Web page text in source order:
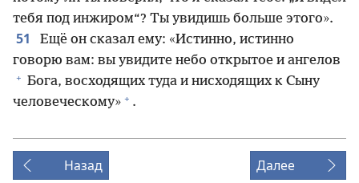
тебя под инжиром“? Ты увидишь больше этого».
51
Ещё он сказал ему: «Истинно, истинно
говорю вам: вы увидите небо открытое и ангелов
+ Бога, восходящих туда и нисходящих к Сыну
человеческому» + .
Назад Далее